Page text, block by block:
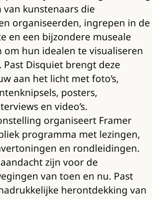
kunstenaars die
organiseerden, ingrepen in de
en een bijzondere museale
om hun idealen te visualiseren
Disquiet brengt deze
aan het licht met foto’s,
posters,
en video’s.
organiseert Framer
programma met lezingen,
en rondleidingen.
zijn voor de
van toen en nu. Past
herontdekking van